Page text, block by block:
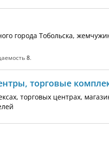
города Тобольска,
8.
торговые
торговых центрах,